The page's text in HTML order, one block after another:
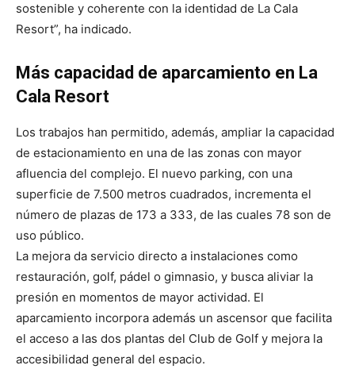
sostenible y coherente con la identidad de La Cala
Resort”, ha indicado.
Más capacidad de aparcamiento en La
Cala Resort
Los trabajos han permitido, además, ampliar la capacidad
de estacionamiento en una de las zonas con mayor
afluencia del complejo. El nuevo parking, con una
superficie de 7.500 metros cuadrados, incrementa el
número de plazas de 173 a 333, de las cuales 78 son de
uso público.
La mejora da servicio directo a instalaciones como
restauración, golf, pádel o gimnasio, y busca aliviar la
presión en momentos de mayor actividad. El
aparcamiento incorpora además un ascensor que facilita
el acceso a las dos plantas del Club de Golf y mejora la
accesibilidad general del espacio.